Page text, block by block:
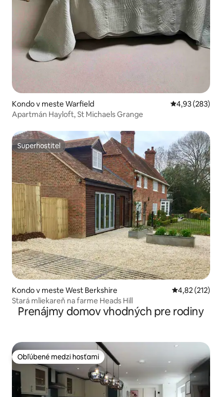
Kondo v meste Warfield Priemerné
4,93 (283)
Apartmán Hayloft, St Michaels Grange
Superhostiteľ
Superhostiteľ
Kondo v meste West Berkshire Priemerné
4,82 (212)
Stará mliekareň na farme Heads Hill
Prenájmy domov vhodných pre rodiny
Obľúbené medzi hosťami
Obľúbené medzi hosťami